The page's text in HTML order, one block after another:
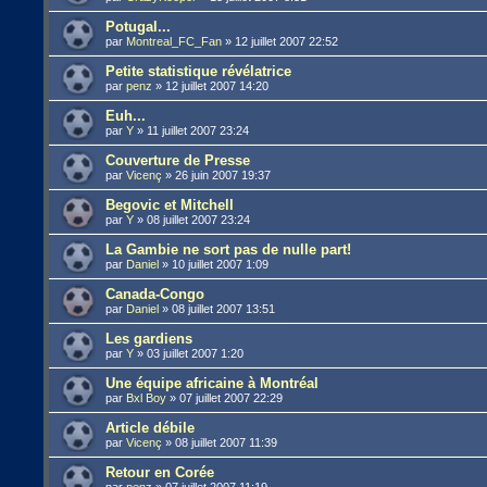
Potugal...
par Montreal_FC_Fan » 12 juillet 2007 22:52
Petite statistique révélatrice
parpenz » 12 juillet 2007 14:20
Euh...
parY » 11 juillet 2007 23:24
Couverture de Presse
parVicenç »26 juin 2007 19:37
Begovic et Mitchell
parY »08 juillet 2007 23:24
La Gambie ne sort pas de nulle part!
par Daniel » 10 juillet 2007 1:09
Canada-Congo
par Daniel »08 juillet 2007 13:51
Les gardiens
parY »03 juillet 2007 1:20
Une équipe africaine à Montréal
par Bxl Boy »07 juillet 2007 22:29
Article débile
parVicenç »08 juillet 2007 11:39
Retour en Corée